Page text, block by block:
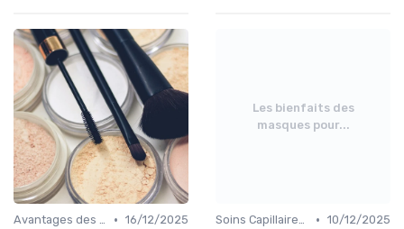
Avantages des Cosmétiques Bio • 16/12/2025
Les bienfaits des
masques pour...
Soins Capillaires Bio • 10/12/2025